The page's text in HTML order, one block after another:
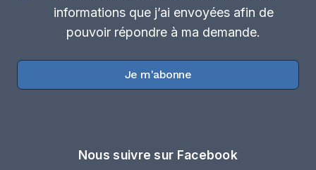
informations que j’ai envoyées afin de
pouvoir répondre à ma demande.
Je m'abonne
Nous suivre sur Facebook